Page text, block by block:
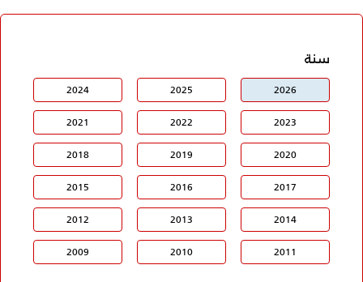
سنة
2026
2025
2024
2023
2022
2021
2020
2019
2018
2017
2016
2015
2014
2013
2012
2011
2010
2009